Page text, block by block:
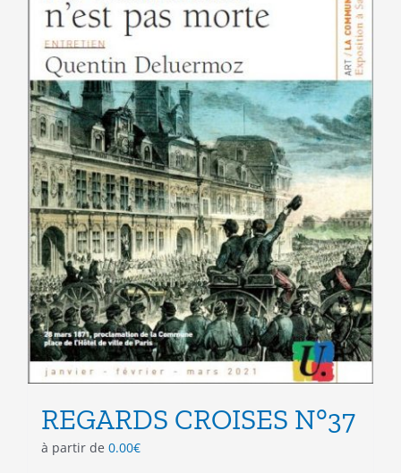
choisies
sur
page
du
produit
REGARDS CROISES N°37
à partir de 0.00€